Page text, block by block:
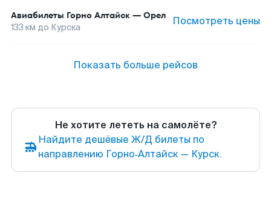
Авиабилеты Горно Алтайск — Орел
133 км до Курска Посмотреть цены
Показать больше рейсов
Не хотите лететь на самолёте?
Найдите дешёвые Ж/Д билеты по
направлению Горно‑Алтайск — Курск.